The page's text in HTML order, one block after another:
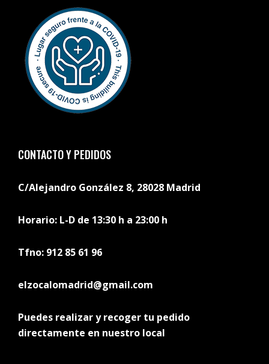
CONTACTO Y PEDIDOS
C/Alejandro González 8, 28028 Madrid
Horario: L-D de 13:30 h a 23:00 h
Tfno: 912 85 61 96
elzocalomadrid@gmail.com
Puedes realizar y recoger tu pedido
directamente en nuestro local